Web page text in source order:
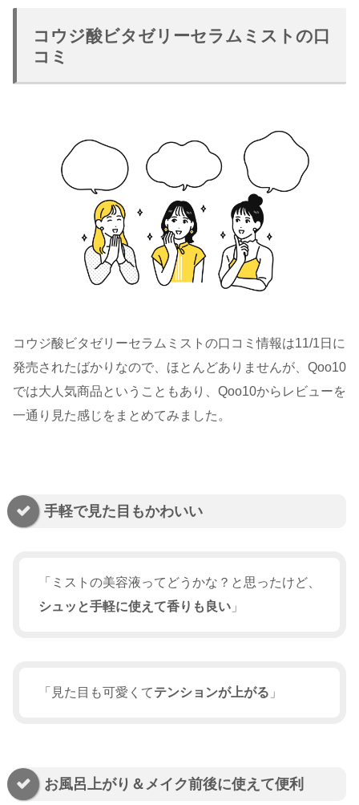
コウジ酸ビタゼリーセラムミストの口
コミ
コウジ酸ビタゼリーセラムミストの口コミ情報は11/1日に
発売されたばかりなので、ほとんどありませんが、Qoo10
では大人気商品ということもあり、Qoo10からレビューを
一通り見た感じをまとめてみました。
手軽で見た目もかわいい
「ミストの美容液ってどうかな？と思ったけど、
シュッと手軽に使えて香りも良い 」
「見た目も可愛くてテンションが上がる 」
お風呂上がり＆メイク前後に使えて便利